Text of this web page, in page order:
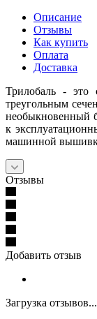
Описание
Отзывы
Как купить
Оплата
Доставка
Трилобаль - это
треугольным
необыкновенный
к
машинной
Отзывы
Добавить отзыв
Загрузка отзывов...